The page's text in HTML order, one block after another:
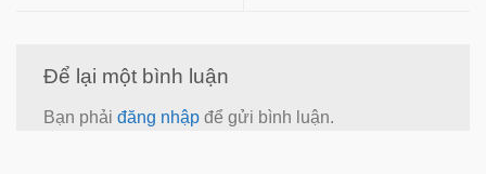
Để lại một bình luận
Bạn phải đăng nhập để gửi bình luận.